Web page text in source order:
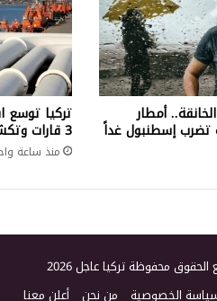
أمطار
إسطنبول غداً
تركيا توسع
3 قارات وتكشف هدفاً كبيراً
منذ ساعة
محفوظة تركيا عاجل 2026
الخصوصية من نحن أعلن معنا